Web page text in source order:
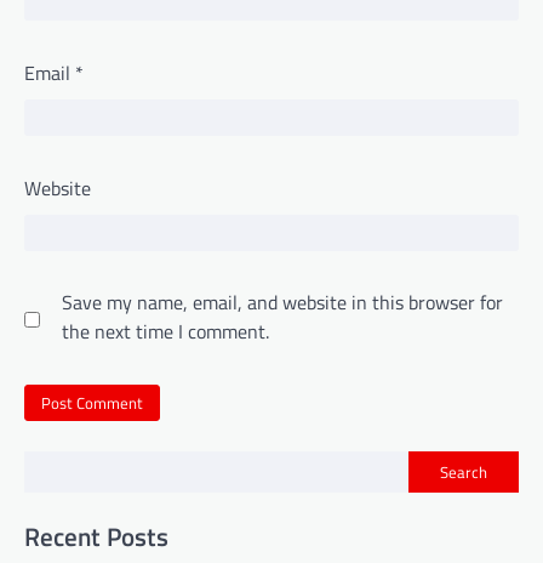
Email *
Website
Save my name, email, and website in this browser for
the next time I comment.
Search
Recent Posts